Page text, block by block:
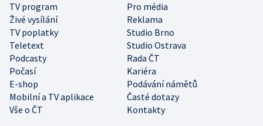
TV program
Pro média
Živé vysílání
Reklama
TV poplatky
Studio Brno
Teletext
Studio Ostrava
Podcasty
Rada ČT
Počasí
Kariéra
E-shop
Podávání námětů
Mobilní a TV aplikace
Časté dotazy
Vše o ČT
Kontakty